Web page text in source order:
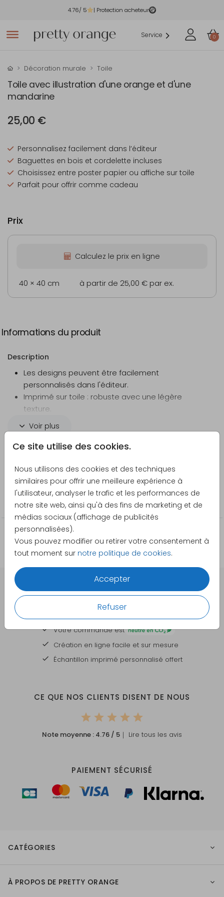
4.76/ 5 | Protection acheteur
Service 0
Ce site utilise des cookies.
Nous utilisons des cookies et des techniques
similaires pour offrir une meilleure expérience à
l'utilisateur, analyser le trafic et les performances de
notre site web, ainsi qu'à des fins de marketing et de
médias sociaux (affichage de publicités
personnalisées).
Vous pouvez modifier ou retirer votre consentement à
tout moment sur notre politique de cookies.
Accepter
Refuser
Décoration murale Toile
Toile avec illustration d'une orange et d'une
mandarine
25,00 €
Personnalisez facilement dans l’éditeur
Baguettes en bois et cordelette incluses
Choisissez entre poster papier ou affiche sur toile
Parfait pour offrir comme cadeau
Prix
Calculez le prix en ligne
40 × 40 cm à partir de 25,00 € par ex.
Informations du produit
Description
Les designs peuvent être facilement
personnalisés dans l'éditeur.
Imprimé sur toile : robuste avec une légère
texture.
Commandez facilement les lattes en bois en
option
Les lattes en bois ne sont pas fournies de série
toile ou poster papier.
Voir plus
Créateur
Pretty Orange
Catégorie
Toile
DES CARTES À PERSONNALISER POUR TOUTES VOS
GRANDES OCCASIONS
Votre commande est
Création en ligne facile et sur mesure
Échantillon imprimé personnalisé offert
CE QUE NOS CLIENTS DISENT DE NOUS
Note moyenne : 4.76 / 5 ｜ Lire tous les avis
PAIEMENT SÉCURISÉ
CATÉGORIES
À PROPOS DE PRETTY ORANGE